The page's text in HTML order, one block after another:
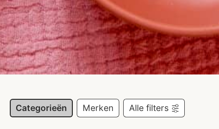
Categorieën Merken Alle filters